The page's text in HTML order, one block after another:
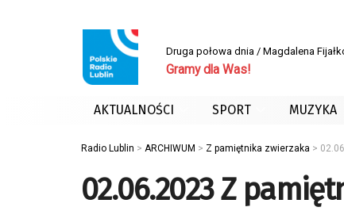
Druga połowa dnia / Magdalena
Gramy dla Was!
AKTUALNOŚCI SPORT MUZYKA
Radio Lublin > ARCHIWUM > Z pamiętnika zwierzaka >
02.06.2023 Z